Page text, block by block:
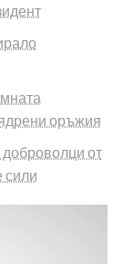
оръжия
от
сили